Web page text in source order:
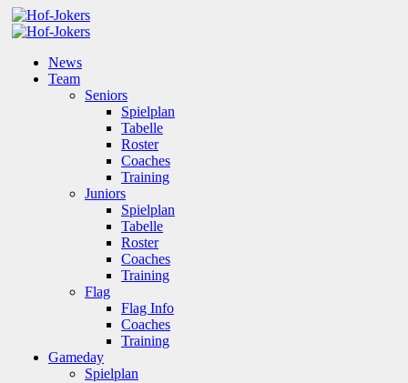
News
Team
Seniors
Spielplan
Tabelle
Roster
Coaches
Training
Juniors
Spielplan
Tabelle
Roster
Coaches
Training
Flag
Flag Info
Coaches
Training
Gameday
Spielplan